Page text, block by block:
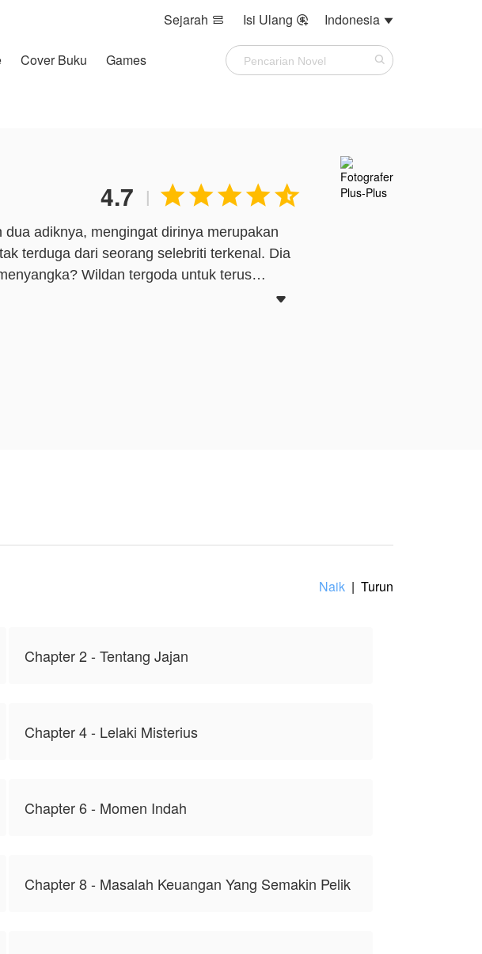
Sejarah  Isi Ulang  Indonesia 
Cover Buku Games
4.7 | 
adiknya, mengingat dirinya merupakan
terduga dari seorang selebriti terkenal. Dia
Wildan tergoda untuk terus
lika-liku dan pengalaman unik.
pribadi pembuatnya, tidak mewakili

Naik | Turun
Chapter 2 - Tentang Jajan
Chapter 4 - Lelaki Misterius
Chapter 6 - Momen Indah
Chapter 8 - Masalah Keuangan Yang Semakin Pelik